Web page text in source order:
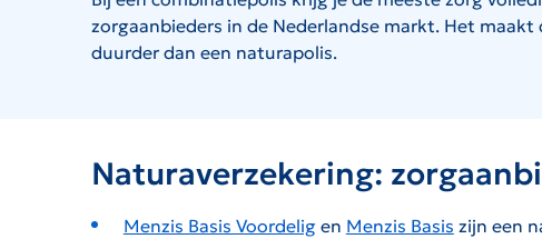
zorgaanbieders in de Nederlandse markt. Het
duurder dan een naturapolis.
Naturaverzekering:
Menzis Basis Voordeligen Menzis Basis zijn een